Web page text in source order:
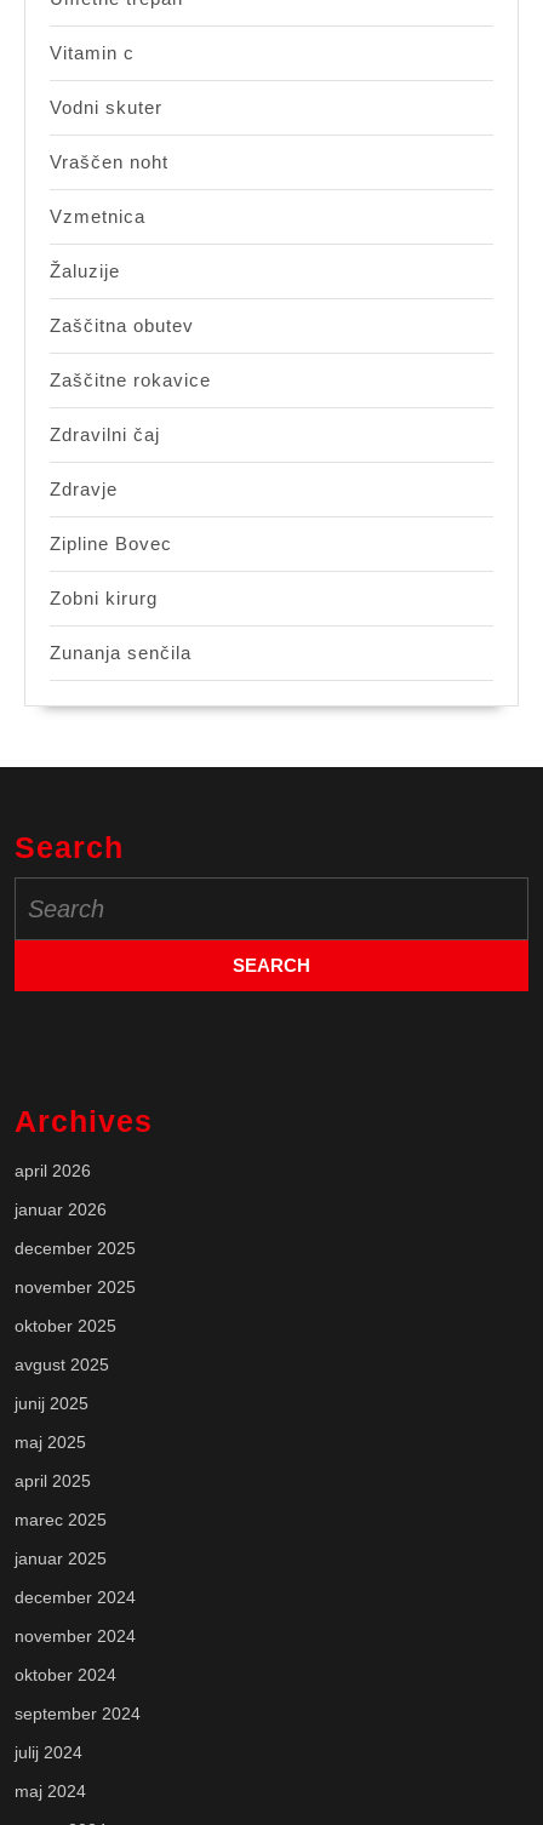
Vitamin c
Vodni skuter
Vraščen noht
Vzmetnica
Žaluzije
Zaščitna obutev
Zaščitne rokavice
Zdravilni čaj
Zdravje
Zipline Bovec
Zobni kirurg
Zunanja senčila
Search
for:
Archives
april 2026
januar 2026
december 2025
november 2025
oktober 2025
avgust 2025
junij 2025
maj 2025
april 2025
marec 2025
januar 2025
december 2024
november 2024
oktober 2024
september 2024
julij 2024
maj 2024